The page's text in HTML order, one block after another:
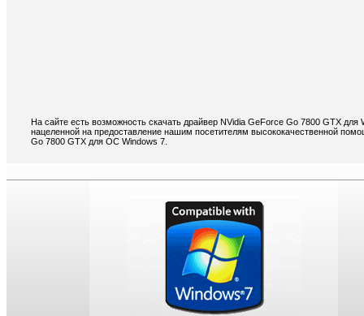
На сайте есть возможность скачать драйвер NVidia GeForce Go 7800 GTX
нацеленной на предоставление нашим посетителям высококачественной
Go 7800 GTX для ОС Windows 7.